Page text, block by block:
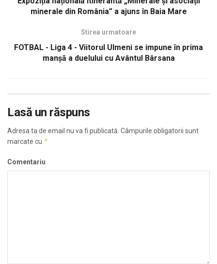
minerale din România” a ajuns în Baia Mare
Stirea urmatoare
FOTBAL - Liga 4 - Viitorul Ulmeni se impune în prima
manșă a duelului cu Avântul Bârsana
Lasă un răspuns
Adresa ta de email nu va fi publicată. Câmpurile obligatorii sunt
marcate cu *
Comentariu